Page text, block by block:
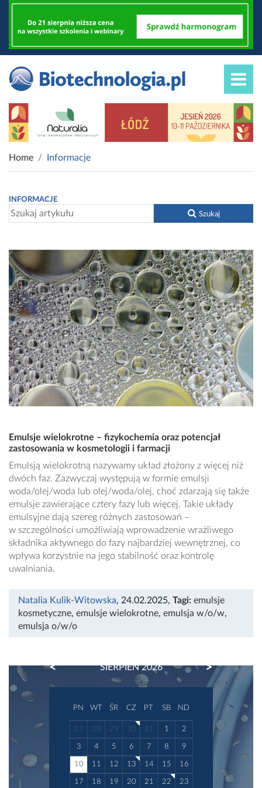
Home Informacje
INFORMACJE
Szukaj
Emulsje wielokrotne – fizykochemia oraz potencjał
zastosowania w kosmetologii i farmacji
Emulsją wielokrotną nazywamy układ złożony z więcej niż
dwóch faz. Zazwyczaj występują w formie emulsji
woda/olej/woda lub olej/woda/olej, choć zdarzają się także
emulsje zawierające cztery fazy lub więcej. Takie układy
emulsyjne dają szereg różnych zastosowań –
w szczególności umożliwiają wprowadzenie wrażliwego
składnika aktywnego do fazy najbardziej wewnętrznej, co
wpływa korzystnie na jego stabilność oraz kontrolę
uwalniania.
Natalia Kulik-Witowska, 24.02.2025, Tagi: emulsje
kosmetyczne, emulsje wielokrotne, emulsja w/o/w,
emulsja o/w/o
SIERPIEŃ 2026
PREVIOUS NEXT
PN WT ŚR CZ PT SB ND
27 28 29 30 31 1 2
3 4 5 6 7 8 9
10 11 12 13 14 15 16
17 18 19 20 21 22 23